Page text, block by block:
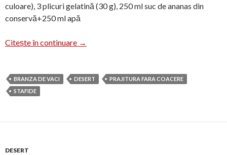
culoare), 3 plicuri gelatină (30 g), 250 ml suc de ananas din
conservă+250 ml apă
Citește în continuare Guguluf cu brânză și ananas
→
BRANZA DE VACI DESERT
PRAJITURA FARA COACERE
STAFIDE
DESERT